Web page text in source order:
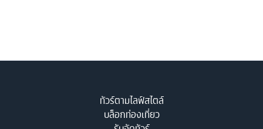
ทัวร์ตามไลฟ์สไตล์
บล็อกท่องเที่ยว